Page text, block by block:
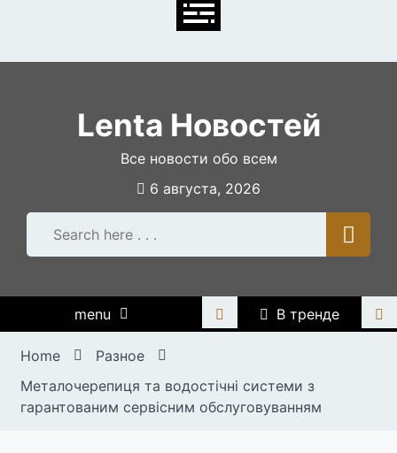
Lenta Новостей
Все новости обо всем
6 августа, 2026
menu В тренде
Home
Разное
Металочерепиця та водостічні системи з
гарантованим сервісним обслуговуванням